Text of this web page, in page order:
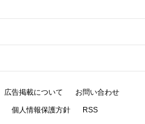
広告掲載について お問い合わせ
個人情報保護方針 RSS